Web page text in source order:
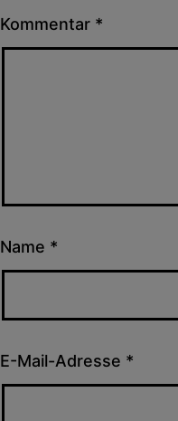
Kommentar *
Name *
E-Mail-Adresse *